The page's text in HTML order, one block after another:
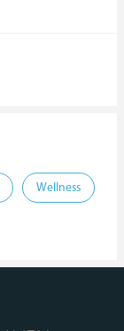
Wellness